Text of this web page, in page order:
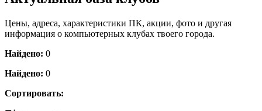
Цены, адреса, характеристики ПК, акции, фото и другая
информация о компьютерных клубах твоего города.
Найдено: 0
Найдено: 0
Сортировать: